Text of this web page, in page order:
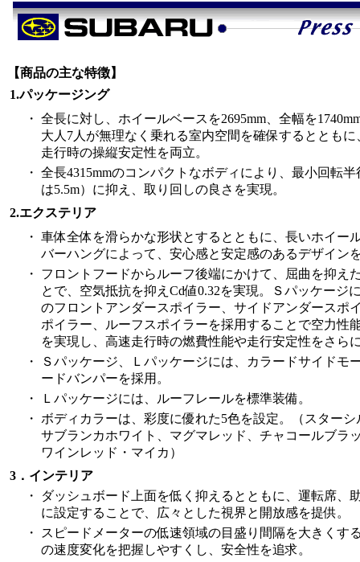
【商品の主な特徴】
1.パッケージング
・ 全長に対し、ホイールベースを2695mm、全幅を
大人7人が無理なく乗れる室内空間を確保するととも
走行時の操縦安定性を両立。
・ 全長4315mmのコンパクトなボディにより、最小回転
は5.5m）に抑え、取り回しの良さを実現。
2.エクステリア
・ 車体全体を滑らかな形状とするとともに、長いホイー
バーハングによって、安心感と安定感のあるデザイン
・
フロントフードからルーフ後端にかけて、屈曲を抑え
とで、空気抵抗を抑えCd値0.32を実現。Ｓパッケージ
のフロントアンダースポイラー、サイドアンダースポ
ポイラー、ルーフスポイラーを採用することで空力性
を実現し、高速走行時の燃費性能や走行安定性をさら
・
Ｓパッケージ、Ｌパッケージには、カラードサイドモ
ードバンパーを採用。
・
Ｌパッケージには、ルーフレールを標準装備。
・
ボディカラーは、彩度に優れた5色を設定。（スター
サブランカホワイト、マグマレッド、チャコールブラ
ワインレッド・マイカ）
3．インテリア
・
ダッシュボード上面を低く抑えるとともに、運転席、
に設定することで、広々とした視界と開放感を提供。
・
スピードメーターの低速領域の目盛り間隔を大きくす
の速度変化を把握しやすくし、安全性を追求。